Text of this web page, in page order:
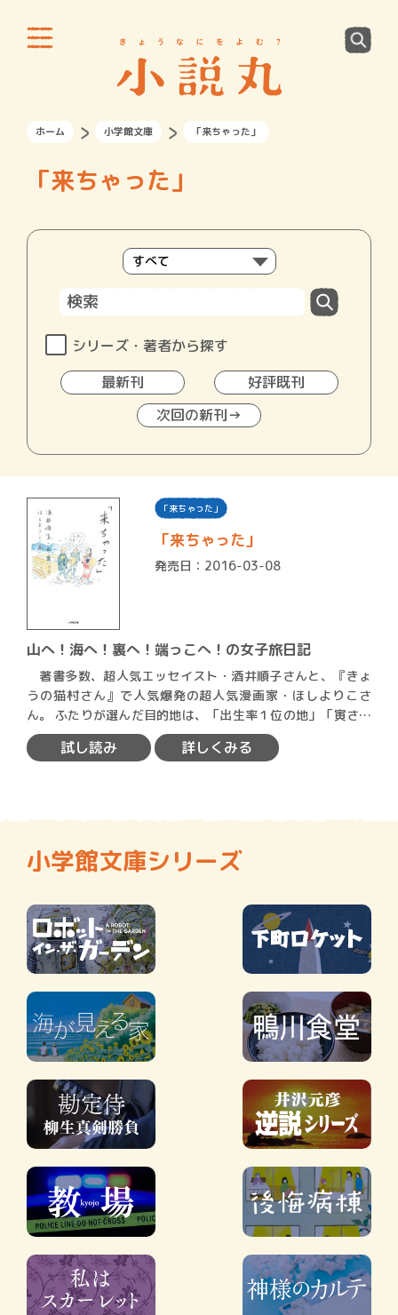
ホーム 小学館文庫 「来ちゃった」
「来ちゃった」
シリーズ・著者から探す
最新刊
好評既刊
次回の新刊→
「来ちゃった」
「来ちゃった」
発売日：2016-03-08
山へ！海へ！裏へ！端っこへ！の女子旅日記
著書多数、超人気エッセイスト・酒井順子さんと、『きょ
うの猫村さん』で人気爆発の超人気漫画家・ほしよりこさ
ん。 ふたりが選んだ目的地は、「出生率１位の地」「寅さん
が最後…
試し読み 詳しくみる
小学館文庫シリーズ